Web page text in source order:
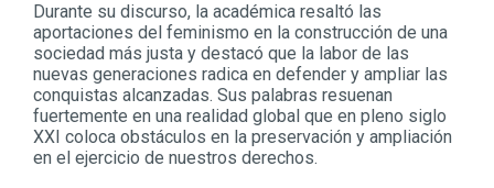
Durante su discurso, la académica resaltó las
aportaciones del feminismo en la construcción de una
sociedad más justa y destacó que la labor de las
nuevas generaciones radica en defender y ampliar las
conquistas alcanzadas. Sus palabras resuenan
fuertemente en una realidad global que en pleno siglo
XXI coloca obstáculos en la preservación y ampliación
en el ejercicio de nuestros derechos.